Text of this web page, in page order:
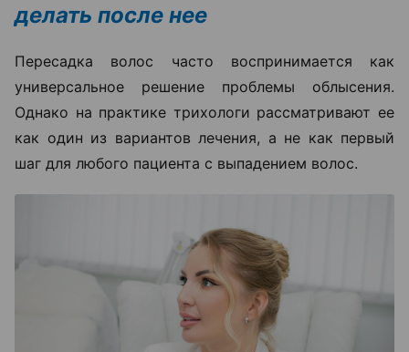
делать после нее
Пересадка волос часто воспринимается как
универсальное решение проблемы облысения.
Однако на практике трихологи рассматривают ее
как один из вариантов лечения, а не как первый
шаг для любого пациента с выпадением волос.